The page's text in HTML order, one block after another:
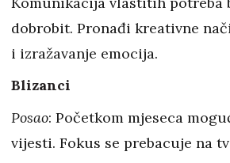
dobrobit. Pronađi kreativne
i izražavanje emocija.
Blizanci
Posao: Početkom mjeseca
vijesti. Fokus se prebacuje na